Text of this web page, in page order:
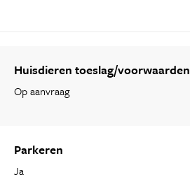
Huisdieren toeslag/voorwaarden
Op aanvraag
Parkeren
Ja